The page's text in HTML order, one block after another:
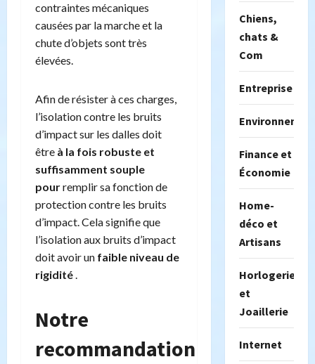
contraintes mécaniques
causées par la marche et la
chute d’objets sont très
élevées.
Afin de résister à ces charges,
l’isolation contre les bruits
d’impact sur les dalles doit
être à la fois robuste et
suffisamment souple
pourremplir sa fonction de
protection contre les bruits
d’impact. Cela signifie que
l’isolation aux bruits d’impact
doit avoir un faible niveau de
rigidité.
Notre
recommandation
Chiens,
chats &
Com
Entreprise
Finance et
Économie
Home-
déco et
Artisans
Horlogerie
et
Joaillerie
Internet